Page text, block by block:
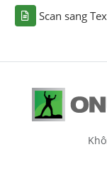
Scan sang